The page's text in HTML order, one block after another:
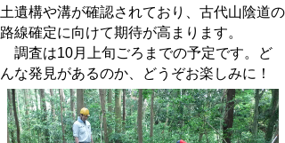
土遺構や溝が確認されており、古代山陰道の
路線確定に向けて期待が高まります。
調査は10月上旬ごろまでの予定です。ど
んな発見があるのか、どうぞお楽しみに！